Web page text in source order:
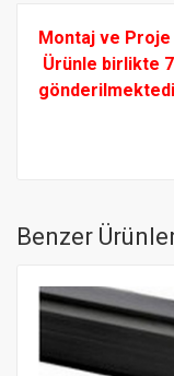
Montaj ve
Ürünle birlikte
Benzer